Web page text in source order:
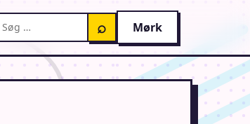
Søg på AnimeGuiden⌕ Mørk